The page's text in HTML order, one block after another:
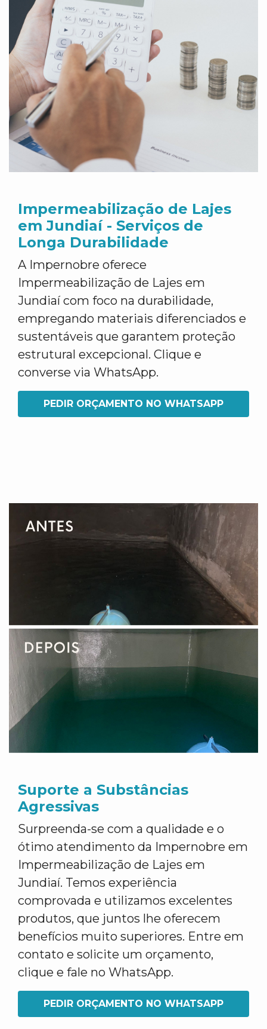
Impermeabilização de Lajes
em Jundiaí - Serviços de
Longa Durabilidade
A Impernobre oferece
Impermeabilização de Lajes em
Jundiaí com foco na durabilidade,
empregando materiais diferenciados e
sustentáveis que garantem proteção
estrutural excepcional. Clique e
converse via WhatsApp.
PEDIR ORÇAMENTO NO WHATSAPP
Suporte a Substâncias
Agressivas
Surpreenda-se com a qualidade e o
ótimo atendimento da Impernobre em
Impermeabilização de Lajes em
Jundiaí. Temos experiência
comprovada e utilizamos excelentes
produtos, que juntos lhe oferecem
benefícios muito superiores. Entre em
contato e solicite um orçamento,
clique e fale no WhatsApp.
PEDIR ORÇAMENTO NO WHATSAPP